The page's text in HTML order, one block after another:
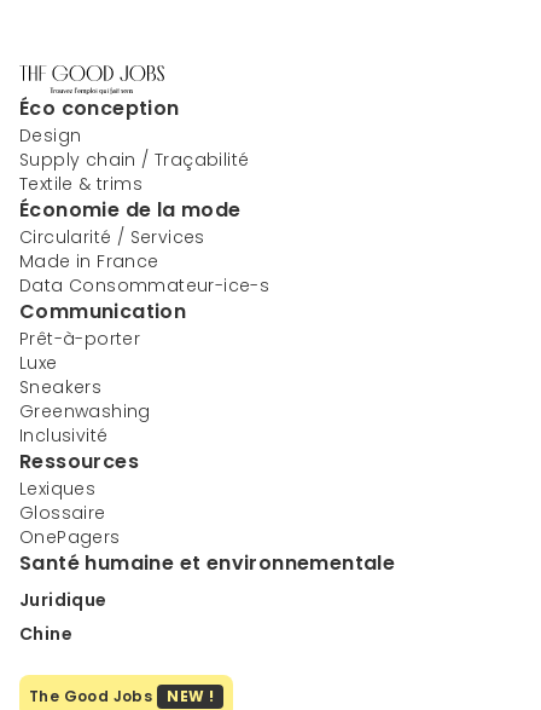
Éco conception
Design
Supply chain / Traçabilité
Textile & trims
Économie de la mode
Circularité / Services
Made in France
Data Consommateur-ice-s
Communication
Prêt-à-porter
Luxe
Sneakers
Greenwashing
Inclusivité
Ressources
Lexiques
Glossaire
OnePagers
Santé humaine et environnementale
Juridique
Chine
The Good Jobs NEW !